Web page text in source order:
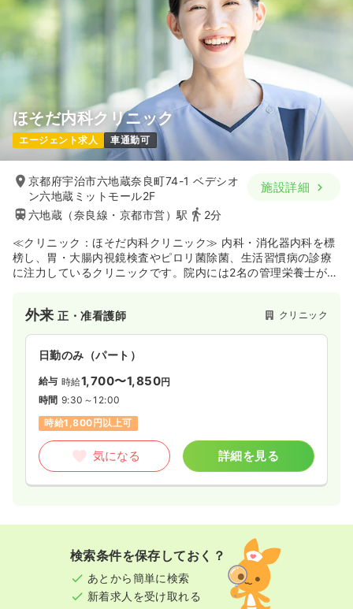
給与 1,500
円〜
気になる 詳細を見る
その他正看護師 / 管理職 一般病院
日勤のみ（常勤）
給与 お問い合わせください
時間 8:30～17:00
気になる 詳細を見る
ほそだ内科クリニック
エージェント求人 車通勤可
京都府宇治市六地蔵奈良町74-1 ベデシオ
ン六地蔵ミットモール2F
六地蔵（奈良線・京都市営）駅
2分
施設詳細
≪クリニック：ほそだ内科クリニック≫ 内科・消化器内科を標
榜し、胃・大腸内視鏡検査やピロリ菌除菌、生活習慣病の診療
に注力しているクリニックです。院内には2名の管理栄養士が在
診の導入による診療補助業務の効率化や、内視鏡検査が初めて
の方への丁寧な指導体制など、IT活用と教育環境の両面からス
タッフが安心して働ける環境づくりを推進しています。
外来正・准看護師 クリニック
日勤のみ（パート）
給与 時給1,700〜1,850円
時間 9:30～12:00
時給1,800円以上可
気になる 詳細を見る
検索条件を保存しておく？
あとから簡単に検索
新着求人を受け取れる